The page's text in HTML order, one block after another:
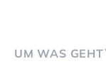
UM WAS